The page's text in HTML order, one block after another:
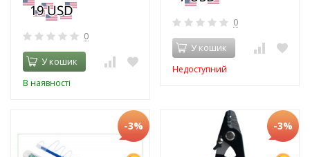
0
У кошик
В наявності
0
У кошик
Недоступний
-3% -3%